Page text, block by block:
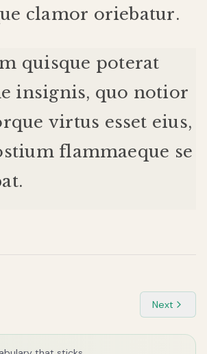
clamor oriebatur.
quisque poterat
insignis, quo notior
que virtus esset eius,
flammaeque se
.
Next